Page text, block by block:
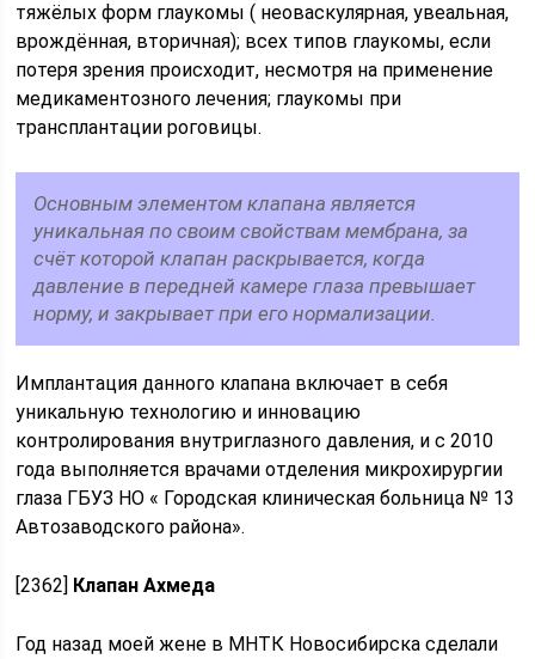
тяжёлых форм глаукомы ( неоваскулярная, увеальная,
врождённая, вторичная); всех типов глаукомы, если
потеря зрения происходит, несмотря на применение
медикаментозного лечения; глаукомы при
трансплантации роговицы.
Основным элементом клапана является
уникальная по своим свойствам мембрана, за
счёт которой клапан раскрывается, когда
давление в передней камере глаза превышает
норму, и закрывает при его нормализации.
Имплантация данного клапана включает в себя
уникальную технологию и инновацию
контролирования внутриглазного давления, и с 2010
года выполняется врачами отделения микрохирургии
глаза ГБУЗ НО « Городская клиническая больница № 13
Автозаводского района».
[2362] Клапан Ахмеда
Год назад моей жене в МНТК Новосибирска сделали